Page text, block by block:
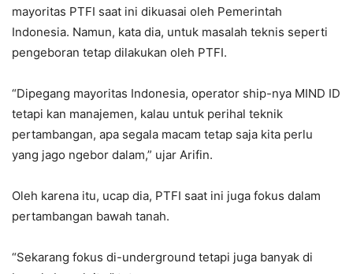
mayoritas PTFI saat ini dikuasai oleh Pemerintah
Indonesia. Namun, kata dia, untuk masalah teknis seperti
pengeboran tetap dilakukan oleh PTFI.
“Dipegang mayoritas Indonesia, operator ship-nya MIND ID
tetapi kan manajemen, kalau untuk perihal teknik
pertambangan, apa segala macam tetap saja kita perlu
yang jago ngebor dalam,” ujar Arifin.
Oleh karena itu, ucap dia, PTFI saat ini juga fokus dalam
pertambangan bawah tanah.
“Sekarang fokus di-underground tetapi juga banyak di